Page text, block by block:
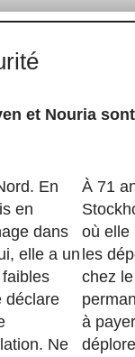
et Nouria
En
en
dans
elle a un
déclare
Ne
À 71
où elle
les
chez
à
déplore